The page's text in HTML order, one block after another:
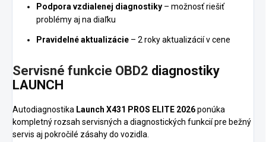
Podpora vzdialenej diagnostiky – možnosť riešiť
problémy aj na diaľku
Pravidelné aktualizácie – 2 roky aktualizácií v cene
Servisné funkcie OBD2 diagnostiky
LAUNCH
Autodiagnostika Launch X431 PROS ELITE 2026ponúka
kompletný rozsah servisných a diagnostických funkcií pre bežný
servis aj pokročilé zásahy do vozidla.